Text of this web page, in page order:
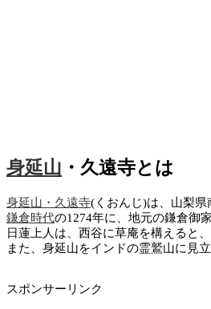
身延山 ・久遠寺とは
身延山・久遠寺(くおんじ)は、山梨県
鎌倉時代の1274年に、地元の鎌倉御
日蓮上人は、西谷に草庵を構えると
また、身延山をインドの霊鷲山に見
スポンサーリンク